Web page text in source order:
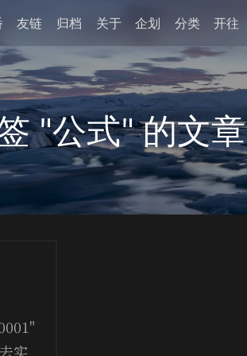
友链 归档 关于 企划 分类 开往
"公式" 的文章
实